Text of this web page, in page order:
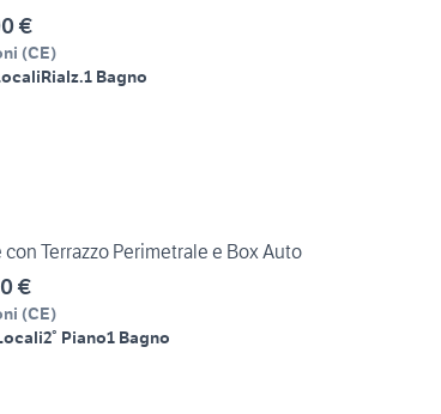
€
(CE)
Rialz.1 Bagno
con Terrazzo Perimetrale e Box Auto
€
(CE)
2° Piano1 Bagno